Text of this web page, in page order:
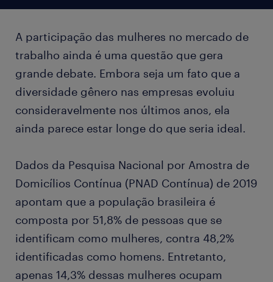
A participação das mulheres no mercado de
trabalho ainda é uma questão que gera
grande debate. Embora seja um fato que a
diversidade gênero nas empresas evoluiu
consideravelmente nos últimos anos, ela
ainda parece estar longe do que seria ideal.
Dados da Pesquisa Nacional por Amostra de
Domicílios Contínua (PNAD Contínua) de 2019
apontam que a população brasileira é
composta por 51,8% de pessoas que se
identificam como mulheres, contra 48,2%
identificadas como homens. Entretanto,
apenas 14,3% dessas mulheres ocupam